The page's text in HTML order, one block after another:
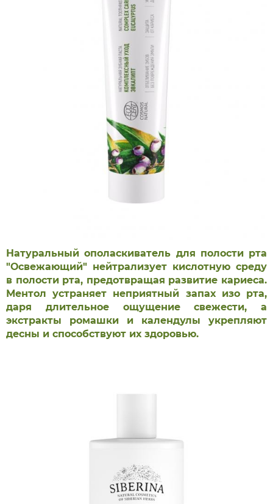
Натуральный ополаскиватель для полости рта
"Освежающий" нейтрализует кислотную среду
в полости рта, предотвращая развитие кариеса.
Ментол устраняет неприятный запах изо рта,
даря длительное ощущение свежести, а
экстракты ромашки и календулы укрепляют
десны и способствуют их здоровью.